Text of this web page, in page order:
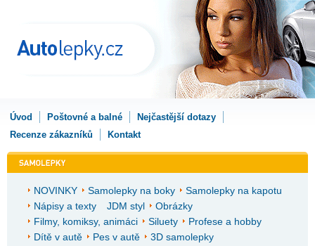
Úvod Poštovné a balné
Nejčastější dotazy
Recenze zákazníků
Kontakt
NOVINKY Samolepky na boky
Samolepky na kapotu
Nápisy a texty
JDM styl
Obrázky
Filmy, komiksy, animáci
Siluety
Profese a hobby
Dítě v autě
Pes v autě
3D samolepky